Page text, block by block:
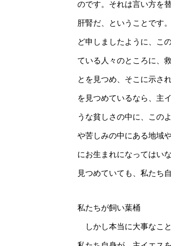
のです。それは言い方を
肝腎だ、ということです
ど申しましたように、こ
ている人々のところに、
とを見つめ、そこに示さ
を見つめているなら、主
うな貧しさの中に、この
や苦しみの中にある地域
にお生まれになってはい
見つめていても、私たち
私たちが飼い葉桶
しかし本当に大事なこ